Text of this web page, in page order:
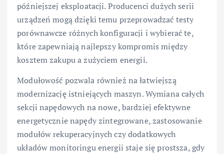
późniejszej eksploatacji. Producenci dużych serii
urządzeń mogą dzięki temu przeprowadzać testy
porównawcze różnych konfiguracji i wybierać te,
które zapewniają najlepszy kompromis między
kosztem zakupu a zużyciem energii.
Modułowość pozwala również na łatwiejszą
modernizację istniejących maszyn. Wymiana całych
sekcji napędowych na nowe, bardziej efektywne
energetycznie napędy zintegrowane, zastosowanie
modułów rekuperacyjnych czy dodatkowych
układów monitoringu energii staje się prostsza, gdy